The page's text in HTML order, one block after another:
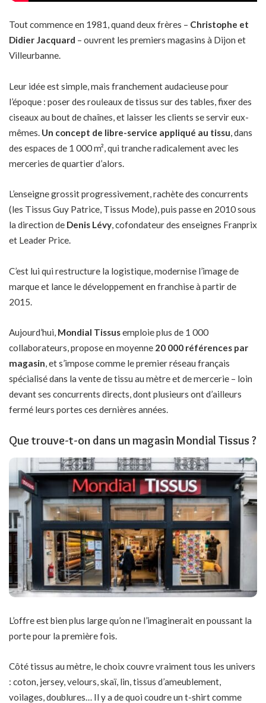
Tout commence en 1981, quand deux frères – Christophe et
Didier Jacquard – ouvrent les premiers magasins à Dijon et
Villeurbanne.
Leur idée est simple, mais franchement audacieuse pour
l’époque : poser des rouleaux de tissus sur des tables, fixer des
ciseaux au bout de chaînes, et laisser les clients se servir eux-
mêmes. Un concept de libre-service appliqué au tissu, dans
des espaces de 1 000 m², qui tranche radicalement avec les
merceries de quartier d’alors.
L’enseigne grossit progressivement, rachète des concurrents
(les Tissus Guy Patrice, Tissus Mode), puis passe en 2010 sous
la direction de Denis Lévy, cofondateur des enseignes Franprix
et Leader Price.
C’est lui qui restructure la logistique, modernise l’image de
marque et lance le développement en franchise à partir de
2015.
Aujourd’hui, Mondial Tissusemploie plus de 1 000
collaborateurs, propose en moyenne 20 000 références par
magasin, et s’impose comme le premier réseau français
spécialisé dans la vente de tissu au mètre et de mercerie – loin
devant ses concurrents directs, dont plusieurs ont d’ailleurs
fermé leurs portes ces dernières années.
Que trouve-t-on dans un magasin Mondial Tissus ?
L’offre est bien plus large qu’on ne l’imaginerait en poussant la
porte pour la première fois.
Côté tissus au mètre, le choix couvre vraiment tous les univers
: coton, jersey, velours, skaï, lin, tissus d’ameublement,
voilages, doublures… Il y a de quoi coudre un t-shirt comme